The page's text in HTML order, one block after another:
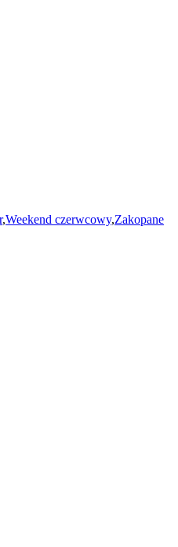
,Weekend czerwcowy,Zakopane